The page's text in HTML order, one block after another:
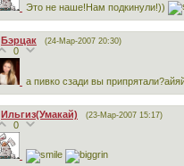
Это не наше!Нам подкинули!))
Бэрцак (24-Мар-2007 20:30)
0
а пивко сзади вы
Ильгиз(Умакай) (23-Мар-2007 15:17)
0